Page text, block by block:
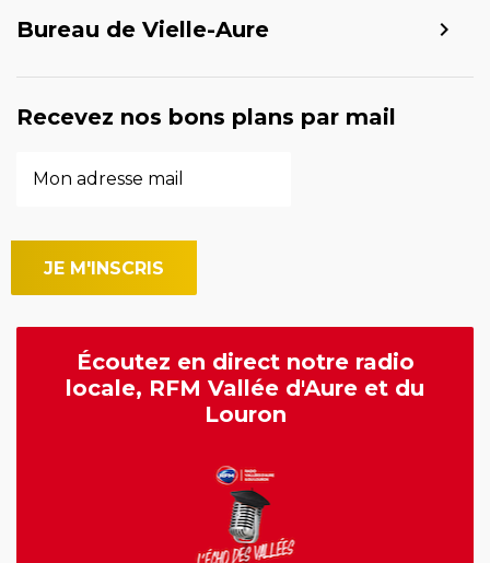
Bureau de Vielle-Aure
Recevez nos bons plans par mail
Écoutez en direct notre radio
locale, RFM Vallée d'Aure et du
Louron